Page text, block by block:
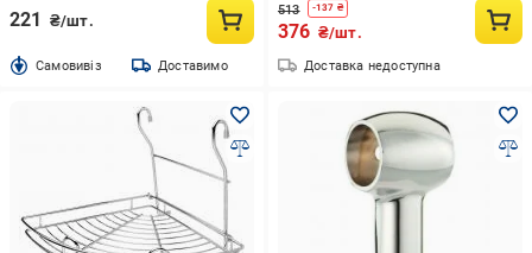
221 ₴/шт.
Cамовивіз Доставимо
513 -137 ₴
376 ₴/шт.
Доставка недоступна